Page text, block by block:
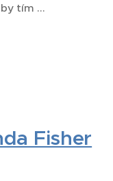
tím ...
Fisher